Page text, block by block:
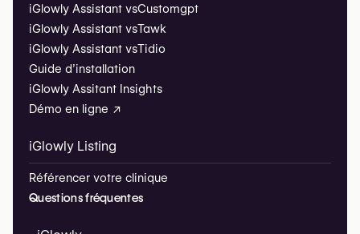
iGlowly Assistant vsCustomgpt
iGlowly Assistant vsTawk
iGlowly Assistant vsTidio
Guide d’installation
iGlowly Assitant Insights
Démo en ligne ↗
iGlowly Listing
Référencer votre clinique
Questions fréquentes